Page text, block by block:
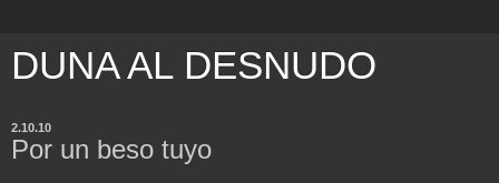
DUNA AL DESNUDO
2.10.10
Por un beso tuyo